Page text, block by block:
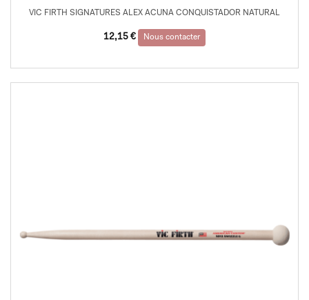
VIC FIRTH SIGNATURES ALEX ACUNA CONQUISTADOR NATURAL
12,15 € Nous contacter